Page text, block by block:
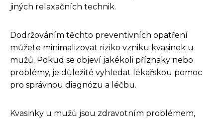
jiných relaxačních technik.
Dodržováním těchto preventivních opatření
můžete minimalizovat riziko vzniku kvasinek u
mužů. Pokud se objeví jakékoli příznaky nebo
problémy, je důležité vyhledat lékařskou pomoc
pro správnou diagnózu a léčbu.
Kvasinky u mužů jsou zdravotním problémem,